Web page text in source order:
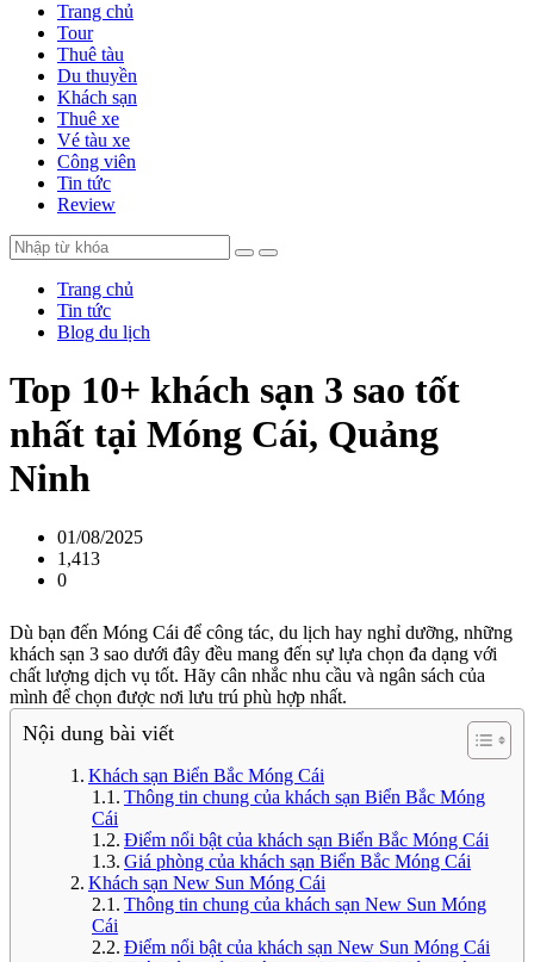
Trang chủ
Tour
Thuê tàu
Du thuyền
Khách sạn
Thuê xe
Vé tàu xe
Công viên
Tin tức
Review
Trang chủ
Tin tức
Blog du lịch
Top 10+ khách sạn 3 sao tốt
nhất tại Móng Cái, Quảng
Ninh
01/08/2025
1,413
0
Dù bạn đến Móng Cái để công tác, du lịch hay nghỉ dưỡng, những
khách sạn 3 sao dưới đây đều mang đến sự lựa chọn đa dạng với
chất lượng dịch vụ tốt. Hãy cân nhắc nhu cầu và ngân sách của
mình để chọn được nơi lưu trú phù hợp nhất.
Nội dung bài viết
Khách sạn Biển Bắc Móng Cái
Thông tin chung của khách sạn Biển Bắc Móng
Cái
Điểm nổi bật của khách sạn Biển Bắc Móng Cái
Giá phòng của khách sạn Biển Bắc Móng Cái
Khách sạn New Sun Móng Cái
Thông tin chung của khách sạn New Sun Móng
Cái
Điểm nổi bật của khách sạn New Sun Móng Cái